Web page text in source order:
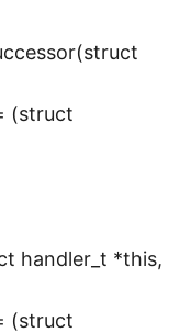
(struct
handler_t *this,
(struct